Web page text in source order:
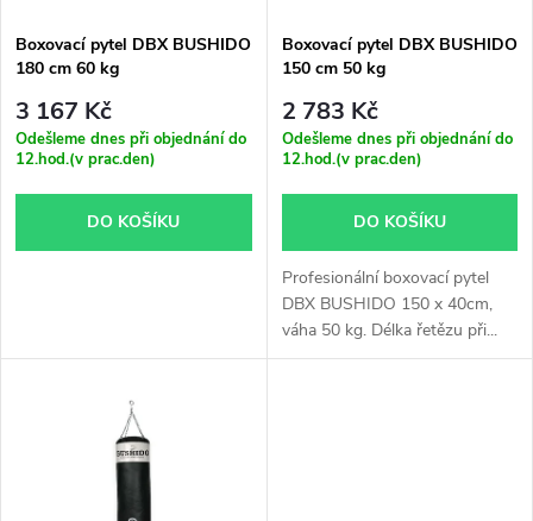
p
r
o
d
k
s
p
r
o
d
Boxovací pytel DBX BUSHIDO
180 cm 60 kg
3 167 Kč
Odešleme dnes při objednání do
12.hod.(v prac.den)
DO KOŠÍKU
Boxovací pytel DBX BUSHIDO
150 cm 50 kg
2 783 Kč
Odešleme dnes při objednání do
12.hod.(v prac.den)
DO KOŠÍKU
Profesionální boxovací pytel
DBX BUSHIDO 150 x 40cm,
váha 50 kg. Délka řetězu při...